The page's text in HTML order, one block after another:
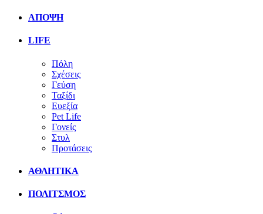
ΑΠΟΨΗ
LIFE
Πόλη
Σχέσεις
Γεύση
Ταξίδι
Ευεξία
Pet Life
Γονείς
Στυλ
Προτάσεις
ΑΘΛΗΤΙΚΑ
ΠΟΛΙΤΣΜΟΣ